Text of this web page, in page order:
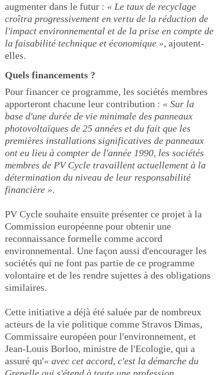
augmenter dans le futur : « Le taux de recyclage
croîtra progressivement en vertu de la réduction de
l'impact environnemental et de la prise en compte de
la faisabilité technique et économique », ajoutent-
elles.
Quels financements ?
Pour financer ce programme, les sociétés membres
apporteront chacune leur contribution : « Sur la
base d'une durée de vie minimale des panneaux
photovoltaïques de 25 années et du fait que les
premières installations significatives de panneaux
ont eu lieu à compter de l'année 1990, les sociétés
membres de PV Cycle travaillent actuellement à la
détermination du niveau de leur responsabilité
financière ».
PV Cycle souhaite ensuite présenter ce projet à la
Commission européenne pour obtenir une
reconnaissance formelle comme accord
environnemental. Une façon aussi d'encourager les
sociétés qui ne font pas partie de ce programme
volontaire et de les rendre sujettes à des obligations
similaires.
Cette initiative a déjà été saluée par de nombreux
acteurs de la vie politique comme Stravos Dimas,
Commissaire européen pour l'environnement, et
Jean-Louis Borloo, ministre de l'Ecologie, qui a
assuré qu'« avec cet accord, c'est la démarche du